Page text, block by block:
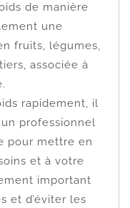
de manière
une
fruits, légumes,
associée à
rapidement, il
professionnel
pour mettre en
et à votre
important
et d’éviter les